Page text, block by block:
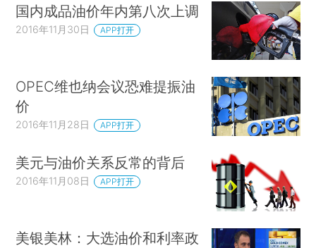
国内成品油价年内第八次上调
2016年11月30日 APP打开
OPEC维也纳会议恐难提振油
价
2016年11月28日 APP打开
美元与油价关系反常的背后
2016年11月08日 APP打开
美银美林：大选油价和利率政